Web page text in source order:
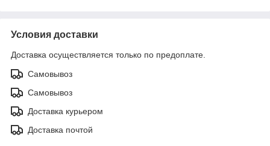
Условия доставки
Доставка осуществляется только по предоплате.
Самовывоз
Самовывоз
Доставка курьером
Доставка почтой